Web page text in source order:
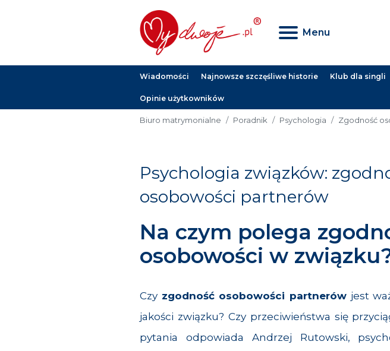
Menu
Wiadomości Najnowsze szczęśliwe historie Klub dla singli
Opinie użytkowników
Biuro matrymonialne Poradnik Psychologia Zgodność
Psychologia związków:
osobowości partnerów
Na czym polega
osobowości w
Czy zgodność osobowości partnerówjest
jakości związku? Czy przeciwieństwa się
pytania odpowiada Andrzej Rutowski,